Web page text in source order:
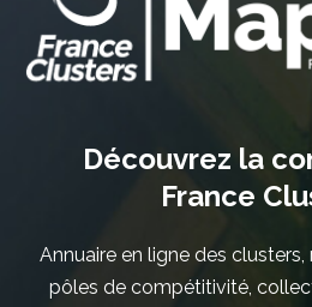
Découvrez la
France
Annuaire en ligne des clusters,
pôles de compétitivité,